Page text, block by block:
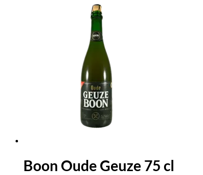
Boon Oude Geuze 75 cl